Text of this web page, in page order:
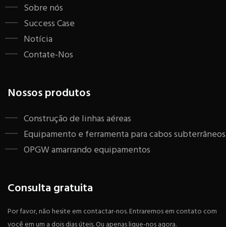
Sobre nós
Success Case
Notícia
Contate-Nos
Nossos produtos
Construção de linhas aéreas
Equipamento e ferramenta para cabos subterrâneos
OPGW amarrando equipamentos
Consulta gratuita
Por favor, não hesite em contactar-nos. Entraremos em contato com
você em um a dois dias úteis. Ou apenas ligue-nos agora.